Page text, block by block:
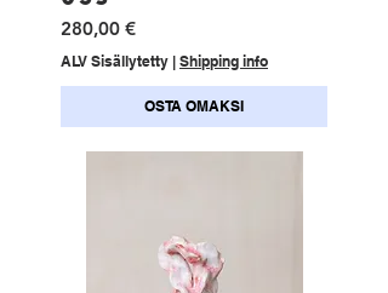
Hinta
280,00 €
ALV Sisällytetty | Shipping info
OSTA OMAKSI